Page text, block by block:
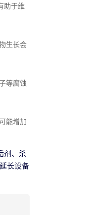
助于维
生长会
等腐蚀
能增加
剂、杀
长设备